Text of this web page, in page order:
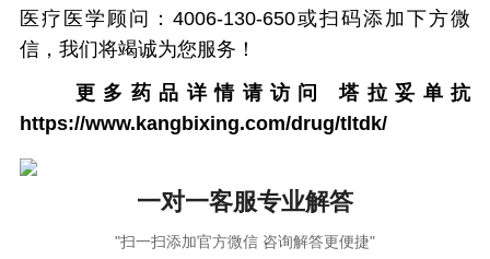
医疗医学顾问：4006-130-650或扫码添加下方微
信，我们将竭诚为您服务！
更多药品详情请访问塔拉妥单抗
https://www.kangbixing.com/drug/tltdk/
一对一客服专业解答
"扫一扫添加官方微信 咨询解答更便捷"